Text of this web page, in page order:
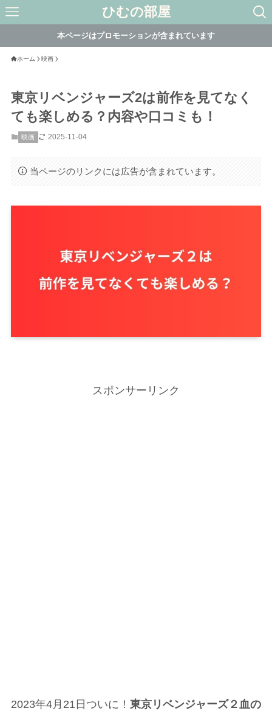
ひむの部屋
本ページはプロモーションが含まれています
ホーム 映画
東京リベンジャーズ2は前作を見てなく
ても楽しめる？内容や口コミも！
映画 2025-11-04
当ページのリンクには広告が含まれています。
スポンサーリンク
2023年4月21日ついに！ 東京リベンジャーズ２血の